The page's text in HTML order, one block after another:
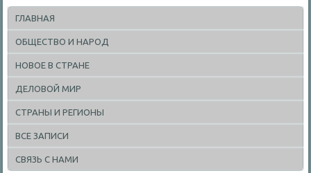
ГЛАВНАЯ
ОБЩЕСТВО И НАРОД
НОВОЕ В СТРАНЕ
ДЕЛОВОЙ МИР
СТРАНЫ И РЕГИОНЫ
ВСЕ ЗАПИСИ
СВЯЗЬ С НАМИ